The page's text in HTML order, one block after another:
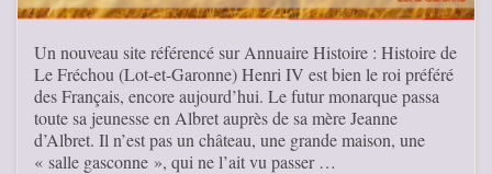
Un nouveau site référencé sur Annuaire Histoire : Histoire de
Le Fréchou (Lot-et-Garonne) Henri IV est bien le roi préféré
des Français, encore aujourd’hui. Le futur monarque passa
toute sa jeunesse en Albret auprès de sa mère Jeanne
d’Albret. Il n’est pas un château, une grande maison, une
« salle gasconne », qui ne l’ait vu passer …